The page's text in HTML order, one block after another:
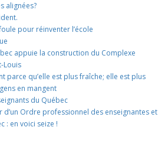
alignées?
pour réinventer l’école
appuie la construction du Complexe
Louis
parce qu’elle est plus fraîche; elle est plus
en mangent
du Québec
d’un Ordre professionnel des enseignantes et
: en voici seize !